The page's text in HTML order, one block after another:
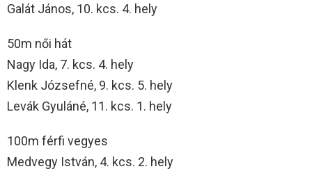
Galát János, 10. kcs. 4. hely
50m női hát
Nagy Ida, 7. kcs. 4. hely
Klenk Józsefné, 9. kcs. 5. hely
Levák Gyuláné, 11. kcs. 1. hely
100m férfi vegyes
Medvegy István, 4. kcs. 2. hely